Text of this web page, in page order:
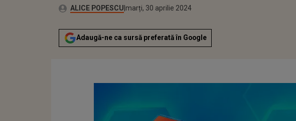
Autor:ALICE POPESCUPublicat:
marți, 30 aprilie 2024
Actualizat:
marți, 30 aprilie 2024
Adaugă-ne ca sursă preferată în Google